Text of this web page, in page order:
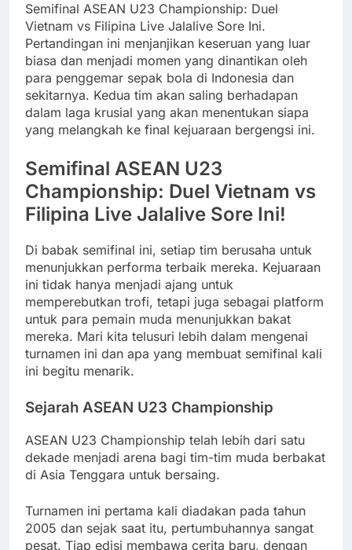
Semifinal ASEAN U23 Championship: Duel
Vietnam vs Filipina Live Jalalive Sore Ini.
Pertandingan ini menjanjikan keseruan yang luar
biasa dan menjadi momen yang dinantikan oleh
para penggemar sepak bola di Indonesia dan
sekitarnya. Kedua tim akan saling berhadapan
dalam laga krusial yang akan menentukan siapa
yang melangkah ke final kejuaraan bergengsi ini.
Semifinal ASEAN U23
Championship: Duel Vietnam vs
Filipina Live Jalalive Sore Ini!
Di babak semifinal ini, setiap tim berusaha untuk
menunjukkan performa terbaik mereka. Kejuaraan
ini tidak hanya menjadi ajang untuk
memperebutkan trofi, tetapi juga sebagai platform
untuk para pemain muda menunjukkan bakat
mereka. Mari kita telusuri lebih dalam mengenai
turnamen ini dan apa yang membuat semifinal kali
ini begitu menarik.
Sejarah ASEAN U23 Championship
ASEAN U23 Championship telah lebih dari satu
dekade menjadi arena bagi tim-tim muda berbakat
di Asia Tenggara untuk bersaing.
Turnamen ini pertama kali diadakan pada tahun
2005 dan sejak saat itu, pertumbuhannya sangat
pesat. Tiap edisi membawa cerita baru, dengan